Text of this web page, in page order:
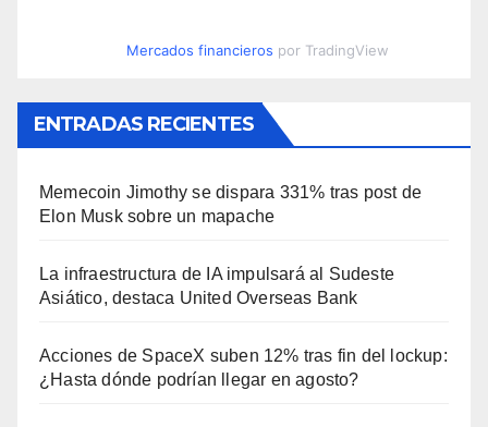
Mercados financieros por TradingView
ENTRADAS RECIENTES
Memecoin Jimothy se dispara 331% tras post de
Elon Musk sobre un mapache
La infraestructura de IA impulsará al Sudeste
Asiático, destaca United Overseas Bank
Acciones de SpaceX suben 12% tras fin del lockup:
¿Hasta dónde podrían llegar en agosto?